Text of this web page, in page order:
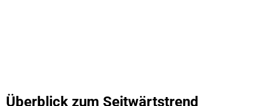
Überblick zum Seitwärtstrend